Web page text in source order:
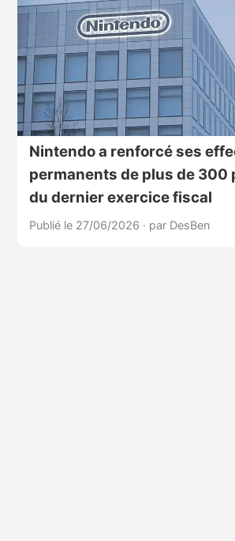
Nintendo a renforcé ses
permanents de plus de 300
du dernier exercice fiscal
Publié le 27/06/2026 · par DesBen